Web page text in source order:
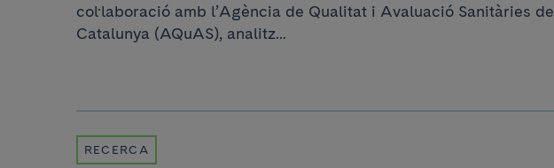
col·laboració amb l’Agència de Qualitat i Avaluació Sanitàries de
Catalunya (AQuAS), analitz...
RECERCA